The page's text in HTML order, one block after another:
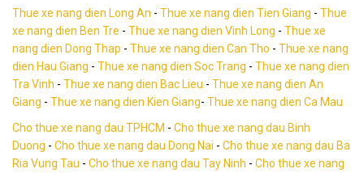
Thue xe nang dien Long An - Thue xe nang dien Tien Giang - Thue
xe nang dien Ben Tre - Thue xe nang dien Vinh Long - Thue xe
nang dien Dong Thap - Thue xe nang dien Can Tho - Thue xe nang
dien Hau Giang - Thue xe nang dien Soc Trang - Thue xe nang dien
Tra Vinh - Thue xe nang dien Bac Lieu - Thue xe nang dien An
Giang - Thue xe nang dien Kien Giang- Thue xe nang dien Ca Mau
Cho thue xe nang dau TPHCM - Cho thue xe nang dau Binh
Duong - Cho thue xe nang dau Dong Nai - Cho thue xe nang dau Ba
Ria Vung Tau - Cho thue xe nang dau Tay Ninh - Cho thue xe nang